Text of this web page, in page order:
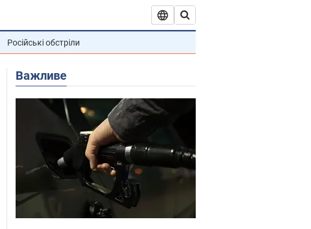
Російські обстріли
Важливе